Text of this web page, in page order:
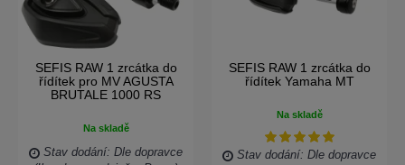
SEFIS RAW 1 zrcátka do
řídítek pro MV AGUSTA
BRUTALE 1000 RS
Na skladě
Stav dodání: Dle dopravce
SEFIS RAW 1 zrcátka do
řídítek Yamaha MT
Na skladě
Stav dodání: Dle dopravce